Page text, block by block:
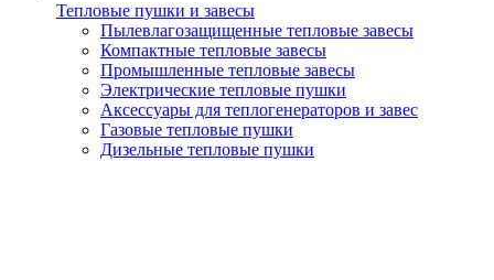
Тепловые пушки и завесы
Пылевлагозащищенные тепловые завесы
Компактные тепловые завесы
Промышленные тепловые завесы
Электрические тепловые пушки
Аксессуары для теплогенераторов и завес
Газовые тепловые пушки
Дизельные тепловые пушки